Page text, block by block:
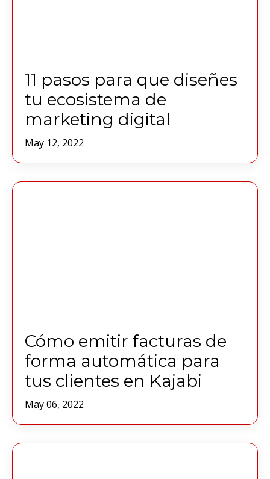
11 pasos para que diseñes
tu ecosistema de
marketing digital
May 12, 2022
Cómo emitir facturas de
forma automática para
tus clientes en Kajabi
May 06, 2022